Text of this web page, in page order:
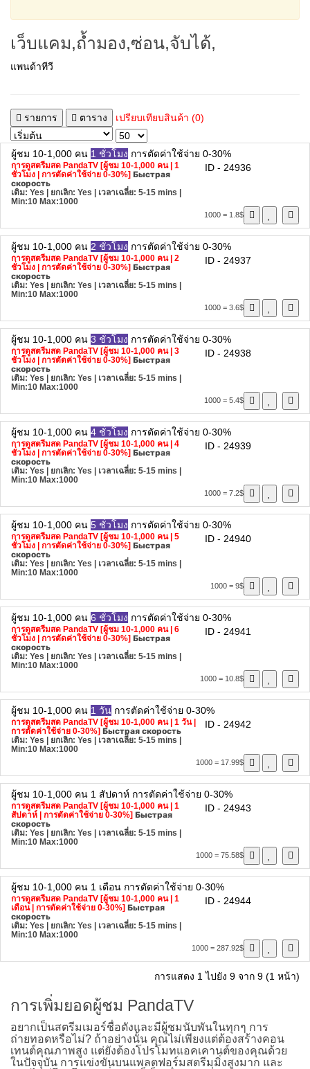
เว็บแคม,ถ้ำมอง,ซ่อน,จับได้,
แพนด้าทีวี
รายการ ตาราง เปรียบเทียบสินค้า (0)
ผู้ชม 10-1,000 คน 1 ชั่วโมง การตัดค่าใช้จ่าย 0-30%
การดูสตรีมสด PandaTV [ผู้ชม 10-1,000 คน | 1
ชั่วโมง | การตัดค่าใช้จ่าย 0-30%] Быстрая
скорость
เติม: Yes | ยกเลิก: Yes | เวลาเฉลี่ย: 5-15 mins
Min:10 Max:1000
ID - 24936
1000 = 1.8$
ผู้ชม 10-1,000 คน 2 ชั่วโมง การตัดค่าใช้จ่าย 0-30%
การดูสตรีมสด PandaTV [ผู้ชม 10-1,000 คน | 2
ชั่วโมง | การตัดค่าใช้จ่าย 0-30%] Быстрая
скорость
เติม: Yes | ยกเลิก: Yes | เวลาเฉลี่ย: 5-15 mins
Min:10 Max:1000
ID - 24937
1000 = 3.6$
ผู้ชม 10-1,000 คน 3 ชั่วโมง การตัดค่าใช้จ่าย 0-30%
การดูสตรีมสด PandaTV [ผู้ชม 10-1,000 คน | 3
ชั่วโมง | การตัดค่าใช้จ่าย 0-30%] Быстрая
скорость
เติม: Yes | ยกเลิก: Yes | เวลาเฉลี่ย: 5-15 mins
Min:10 Max:1000
ID - 24938
1000 = 5.4$
ผู้ชม 10-1,000 คน 4 ชั่วโมง การตัดค่าใช้จ่าย 0-30%
การดูสตรีมสด PandaTV [ผู้ชม 10-1,000 คน | 4
ชั่วโมง | การตัดค่าใช้จ่าย 0-30%] Быстрая
скорость
เติม: Yes | ยกเลิก: Yes | เวลาเฉลี่ย: 5-15 mins
Min:10 Max:1000
ID - 24939
1000 = 7.2$
ผู้ชม 10-1,000 คน 5 ชั่วโมง การตัดค่าใช้จ่าย 0-30%
การดูสตรีมสด PandaTV [ผู้ชม 10-1,000 คน | 5
ชั่วโมง | การตัดค่าใช้จ่าย 0-30%] Быстрая
скорость
เติม: Yes | ยกเลิก: Yes | เวลาเฉลี่ย: 5-15 mins
Min:10 Max:1000
ID - 24940
1000 = 9$
ผู้ชม 10-1,000 คน 6 ชั่วโมง การตัดค่าใช้จ่าย 0-30%
การดูสตรีมสด PandaTV [ผู้ชม 10-1,000 คน | 6
ชั่วโมง | การตัดค่าใช้จ่าย 0-30%] Быстрая
скорость
เติม: Yes | ยกเลิก: Yes | เวลาเฉลี่ย: 5-15 mins
Min:10 Max:1000
ID - 24941
1000 = 10.8$
ผู้ชม 10-1,000 คน 1 วัน การตัดค่าใช้จ่าย 0-30%
การดูสตรีมสด PandaTV [ผู้ชม 10-1,000 คน | 1 วัน |
การตัดค่าใช้จ่าย 0-30%] Быстрая скорость
เติม: Yes | ยกเลิก: Yes | เวลาเฉลี่ย: 5-15 mins
Min:10 Max:1000
ID - 24942
1000 = 17.99$
ผู้ชม 10-1,000 คน 1 สัปดาห์ การตัดค่าใช้จ่าย 0-30%
การดูสตรีมสด PandaTV [ผู้ชม 10-1,000 คน | 1
สัปดาห์ | การตัดค่าใช้จ่าย 0-30%] Быстрая
скорость
เติม: Yes | ยกเลิก: Yes | เวลาเฉลี่ย: 5-15 mins
Min:10 Max:1000
ID - 24943
1000 = 75.58$
ผู้ชม 10-1,000 คน 1 เดือน การตัดค่าใช้จ่าย 0-30%
การดูสตรีมสด PandaTV [ผู้ชม 10-1,000 คน | 1
เดือน | การตัดค่าใช้จ่าย 0-30%] Быстрая
скорость
เติม: Yes | ยกเลิก: Yes | เวลาเฉลี่ย: 5-15 mins
Min:10 Max:1000
ID - 24944
1000 = 287.92$
การแสดง 1 ไปยัง 9 จาก 9 (1 หน้า)
การเพิ่มยอดผู้ชม PandaTV
อยากเป็นสตรีมเมอร์ชื่อดังและมีผู้ชมนับพันในทุกๆ การ
ถ่ายทอดหรือไม่? ถ้าอย่างนั้น คุณไม่เพียงแต่ต้องสร้างคอน
เทนต์คุณภาพสูง แต่ยังต้องโปรโมทแอคเคานต์ของคุณด้วย
ในปัจจุบัน การแข่งขันบนแพลตฟอร์มสตรีมมิ่งสูงมาก และ